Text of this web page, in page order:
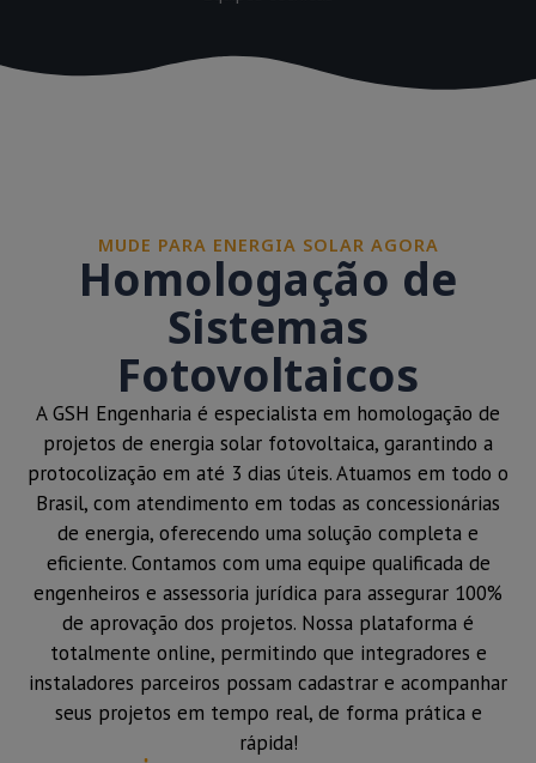
MUDE PARA ENERGIA SOLAR AGORA
Homologação de
Sistemas
Fotovoltaicos
A GSH Engenharia é especialista em homologação de
projetos de energia solar fotovoltaica, garantindo a
protocolização em até 3 dias úteis. Atuamos em todo o
Brasil, com atendimento em todas as concessionárias
de energia, oferecendo uma solução completa e
eficiente. Contamos com uma equipe qualificada de
engenheiros e assessoria jurídica para assegurar 100%
de aprovação dos projetos. Nossa plataforma é
totalmente online, permitindo que integradores e
instaladores parceiros possam cadastrar e acompanhar
seus projetos em tempo real, de forma prática e
rápida!